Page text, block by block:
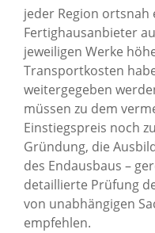
jeder Region
Fertighausanbieter
jeweiligen Werke
Transportkosten
weitergegeben
müssen zu dem
Einstiegspreis noch
Gründung, die
des Endausbaus –
detaillierte Prüfung
von unabhängigen
empfehlen.